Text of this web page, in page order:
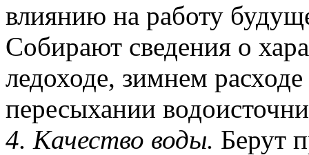
влиянию на работу
Собирают сведения о
ледоходе, зимнем
пересыхании
4. Качество воды. Берут